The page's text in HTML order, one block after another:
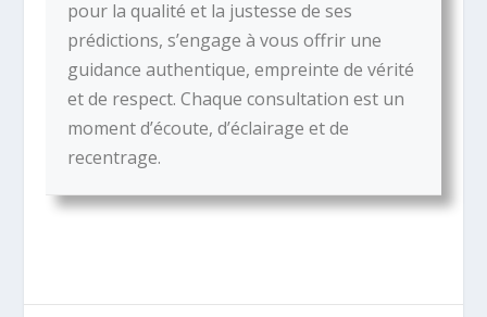
pour la qualité et la justesse de ses
prédictions, s’engage à vous offrir une
guidance authentique, empreinte de vérité
et de respect. Chaque consultation est un
moment d’écoute, d’éclairage et de
recentrage.